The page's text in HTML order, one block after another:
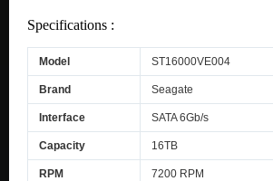
Specifications :
Model ST16000VE004
Brand Seagate
Interface SATA 6Gb/s
Capacity 16TB
RPM 7200 RPM